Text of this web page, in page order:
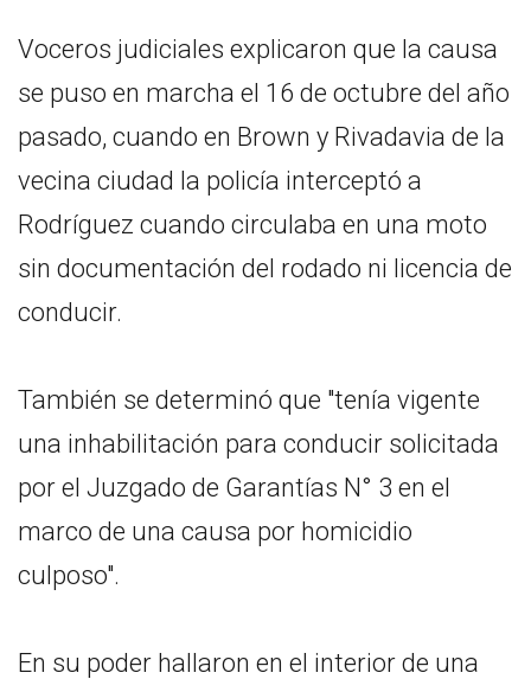
Voceros judiciales explicaron que la causa
se puso en marcha el 16 de octubre del año
pasado, cuando en Brown y Rivadavia de la
vecina ciudad la policía interceptó a
Rodríguez cuando circulaba en una moto
sin documentación del rodado ni licencia de
conducir.
También se determinó que "tenía vigente
una inhabilitación para conducir solicitada
por el Juzgado de Garantías N° 3 en el
marco de una causa por homicidio
culposo".
En su poder hallaron en el interior de una